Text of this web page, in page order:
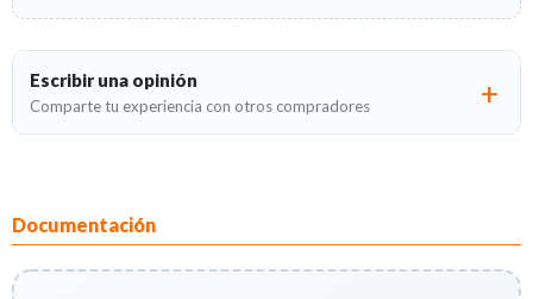
Escribir una opinión
Comparte tu experiencia con otros compradores
Documentación